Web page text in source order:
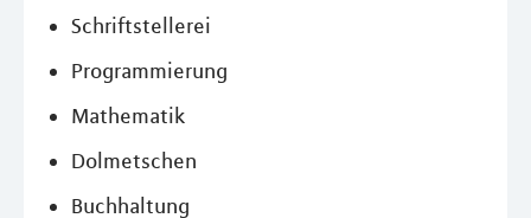
Schriftstellerei
Programmierung
Mathematik
Dolmetschen
Buchhaltung